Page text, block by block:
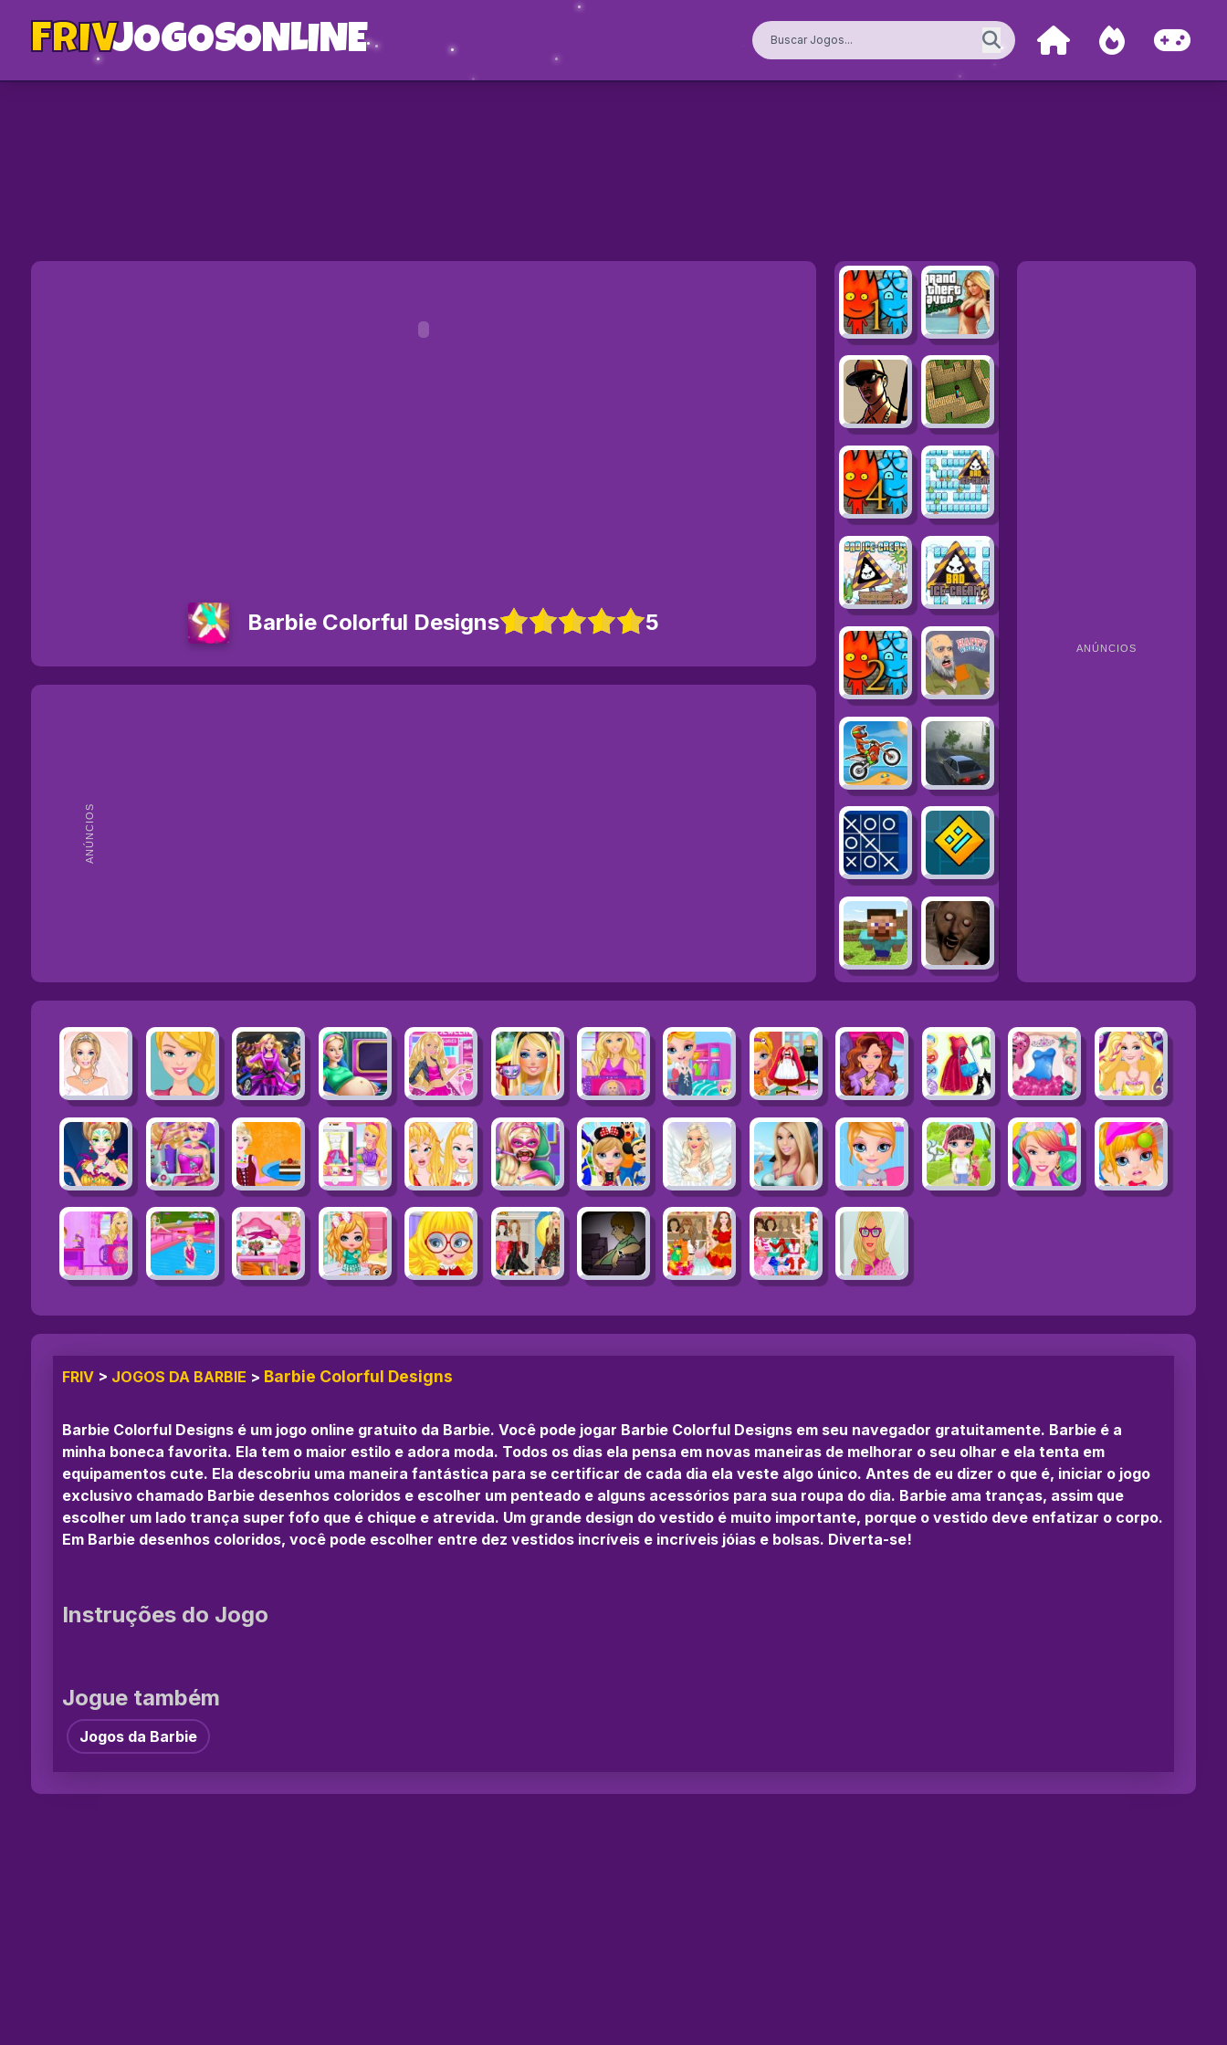
FRIVJOGOSONLINE
ANÚNCIOS
Barbie Colorful Designs 5
ANÚNCIOS
FRIV > JOGOS DA BARBIE > Barbie Colorful Designs
Barbie Colorful Designs é um jogo online gratuito da Barbie. Você pode jogar Barbie Colorful Designs em seu navegador gratuitamente. Barbie é a
minha boneca favorita. Ela tem o maior estilo e adora moda. Todos os dias ela pensa em novas maneiras de melhorar o seu olhar e ela tenta em
equipamentos cute. Ela descobriu uma maneira fantástica para se certificar de cada dia ela veste algo único. Antes de eu dizer o que é, iniciar o jogo
exclusivo chamado Barbie desenhos coloridos e escolher um penteado e alguns acessórios para sua roupa do dia. Barbie ama tranças, assim que
escolher um lado trança super fofo que é chique e atrevida. Um grande design do vestido é muito importante, porque o vestido deve enfatizar o corpo.
Em Barbie desenhos coloridos, você pode escolher entre dez vestidos incríveis e incríveis jóias e bolsas. Diverta-se!
Instruções do Jogo
Jogue também
Jogos da Barbie